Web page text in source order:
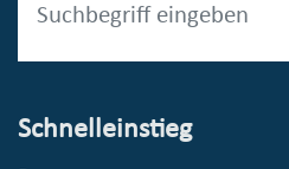
Schnelleinstieg